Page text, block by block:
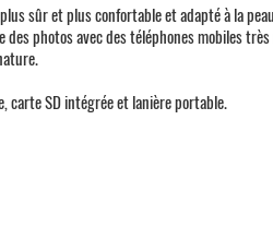
sûr et plus confortable et adapté à la
photos avec des téléphones mobiles
carte SD intégrée et lanière portable.